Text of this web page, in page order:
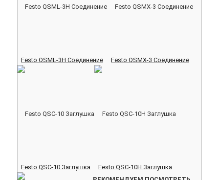
Festo QSML-3H Соединение Festo QSMX-3 Соединение
Festo QSC-10 Заглушка Festo QSC-10H Заглушка